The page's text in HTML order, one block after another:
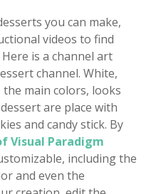
you can make,
videos to find
is a channel art
channel. White,
main colors, looks
are place with
and candy stick. By
Visual Paradigm
including the
and even the